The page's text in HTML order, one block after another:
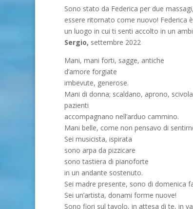
Sono stato da Federica per due
essere ritornato come nuovo! Federica
un luogo in cui ti senti accolto in un
Sergio, settembre 2022
Mani, mani forti, sagge, antiche
d’amore forgiate
imbevute, generose.
Mani di donna; scaldano, aprono,
pazienti
accompagnano nell’arduo cammino.
Mani belle, come non pensavo di
Sei musicista, ispirata
sono arpa da pizzicare
sono tastiera di pianoforte
in un andante sostenuto.
Sei madre presente, sono di domenica
Sei un’artista, donami forme nuove!
Sono fiori sul tavolo, in attesa di te, in